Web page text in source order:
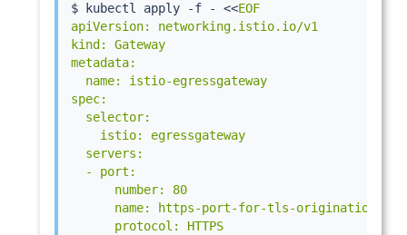
$ kubectl apply -f - <<EOF
apiVersion: networking.istio.io/v1
kind: Gateway
metadata:
  name: istio-egressgateway
spec:
  selector:
    istio: egressgateway
  servers:
  - port:
      number: 80
      name: https-port-for-tls-origination
      protocol: HTTPS